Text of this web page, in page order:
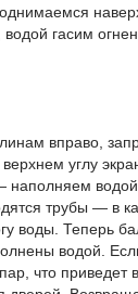
водой гасим
вправо,
углу
наполняем
трубы — в
воды. Теперь
водой.
что приведет